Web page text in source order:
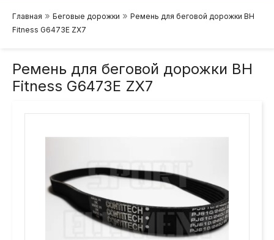
Главная » Беговые дорожки » Ремень для беговой дорожки BH
Fitness G6473E ZX7
Ремень для беговой дорожки BH
Fitness G6473E ZX7